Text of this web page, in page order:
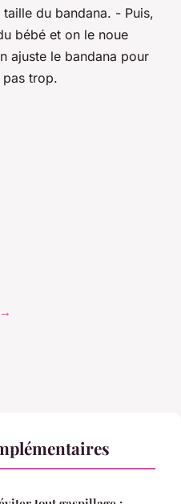
du bandana. - Puis,
bébé et on le noue
ajuste le bandana pour
trop.